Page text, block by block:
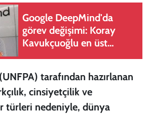
Google DeepMind'da
görev değişimi: Koray
Kavukçuoğlu en üst
tarafından hazırlanan
cinsiyetçilik ve
türleri nedeniyle, dünya